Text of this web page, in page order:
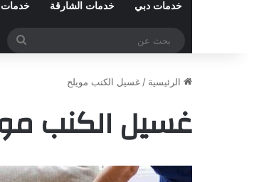
خدمات دبي خدمات الشارقة خدمات
بحث
الرئيسية / غسيل الكنب مويلح
غسيل الكنب